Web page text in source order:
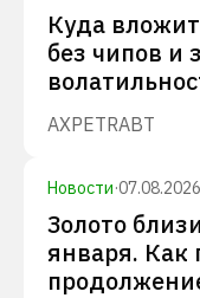
Куда
без чипов и
AXPETRABT
Новости·
Золото
января. Как